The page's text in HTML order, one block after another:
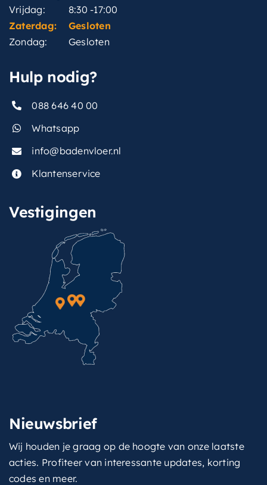
Vrijdag:
8:30 -17:00
Zaterdag:
Gesloten
Zondag:
Gesloten
Hulp nodig?
088 646 40 00
Whatsapp
info@badenvloer.nl
Klantenservice
Vestigingen
Nieuwsbrief
Wij houden je graag op de hoogte van onze laatste
acties. Profiteer van interessante updates, korting
codes en meer.